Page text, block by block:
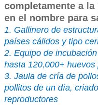
completamente a
en el nombre para
1. Gallinero de
países cálidos y tipo
2. Equipo de
hasta 120,000+
3. Jaula de cría de
pollitos de un día,
reproductores